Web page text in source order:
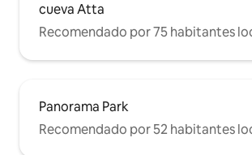
cueva Atta
Recomendado por 75 habitantes
Panorama Park
Recomendado por 52 habitantes